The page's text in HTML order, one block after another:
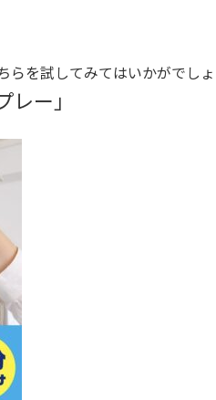
を試してみてはいかがでし
ー」